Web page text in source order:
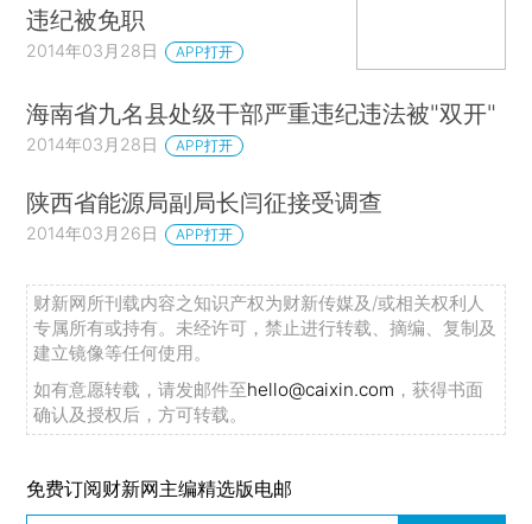
违纪被免职
2014年03月28日 APP打开
海南省九名县处级干部严重违纪违法被"双开"
2014年03月28日 APP打开
陕西省能源局副局长闫征接受调查
2014年03月26日 APP打开
财新网所刊载内容之知识产权为财新传媒及/或相关权利人
专属所有或持有。未经许可，禁止进行转载、摘编、复制及
建立镜像等任何使用。
如有意愿转载，请发邮件至hello@caixin.com ，获得书面
确认及授权后，方可转载。
免费订阅财新网主编精选版电邮